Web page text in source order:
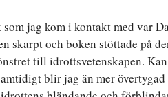
jag kom i kontakt med var
skarpt och boken stöttade på
till idrottsvetenskapen.
blir jag än mer